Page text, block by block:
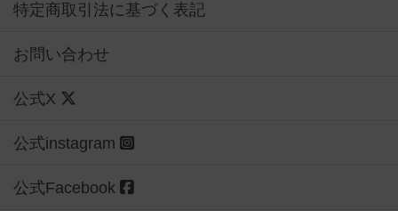
特定商取引法に基づく表記
お問い合わせ
公式X
公式instagram
公式Facebook